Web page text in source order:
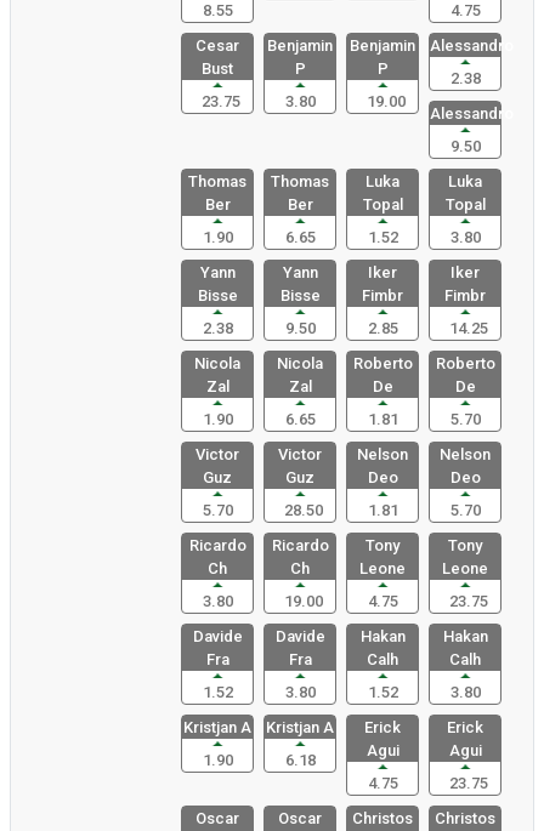
8.55
4.75
Cesar
Bust
23.75
Benjamin
P
3.80
Benjamin
P
19.00
Alessandro
2.38
Alessandro
9.50
Thomas
Ber
1.90
Thomas
Ber
6.65
Luka
Topal
1.52
Luka
Topal
3.80
Yann
Bisse
2.38
Yann
Bisse
9.50
Iker
Fimbr
2.85
Iker
Fimbr
14.25
Nicola
Zal
1.90
Nicola
Zal
6.65
Roberto
De
1.81
Roberto
De
5.70
Victor
Guz
5.70
Victor
Guz
28.50
Nelson
Deo
1.81
Nelson
Deo
5.70
Ricardo
Ch
3.80
Ricardo
Ch
19.00
Tony
Leone
4.75
Tony
Leone
23.75
Davide
Fra
1.52
Davide
Fra
3.80
Hakan
Calh
1.52
Hakan
Calh
3.80
Kristjan A
1.90
Kristjan A
6.18
Erick
Agui
4.75
Erick
Agui
23.75
Oscar
Oscar
Christos
Christos